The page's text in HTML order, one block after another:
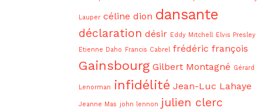
Lauper céline dion dansante
déclaration désir Eddy Mitchell Elvis Presley
Etienne Daho
Francis Cabrel frédéric françois
Gainsbourg Gilbert Montagné Gérard
Lenorman infidélité Jean-Luc Lahaye
Jeanne Mas john lennon julien clerc